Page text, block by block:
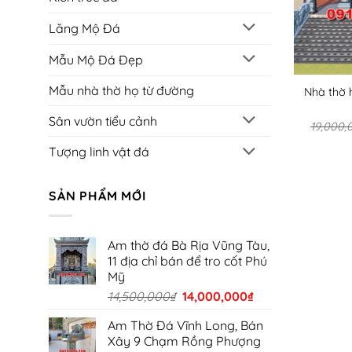
Lăng Mộ Đá
Mẫu Mộ Đá Đẹp
Mẫu nhà thờ họ từ đường
Sân vườn tiểu cảnh
Tượng linh vật đá
SẢN PHẨM MỚI
Am thờ đá Bà Rịa Vũng Tàu,
11 địa chỉ bán để tro cốt Phú
Mỹ
14,500,000₫ Giá
là:
14,500,000₫.
14,000,000₫Giá
tại
là:
Am Thờ Đá Vĩnh Long, Bán
Xây 9 Chạm Rồng Phượng
Nhà thờ